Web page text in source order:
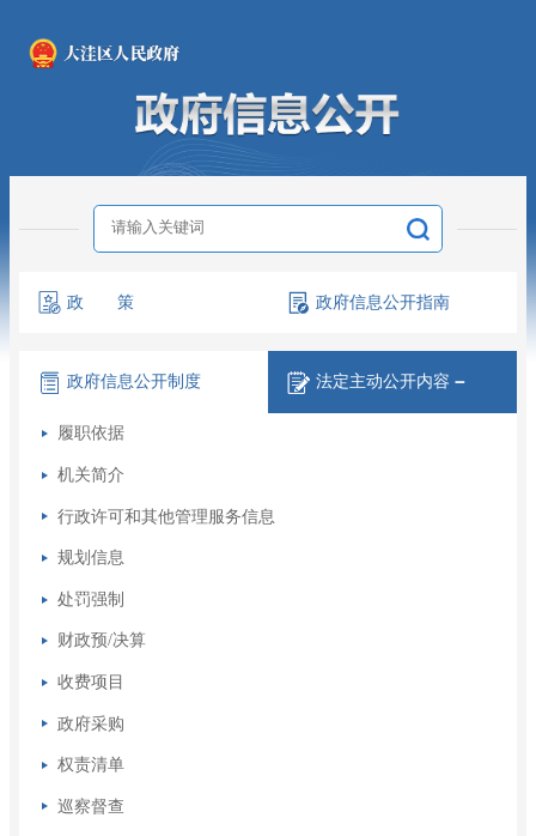
政 策 政府信息公开指南
政府信息公开制度 法定主动公开内容 －
履职依据
机关简介
行政许可和其他管理服务信息
规划信息
处罚强制
财政预/决算
收费项目
政府采购
权责清单
巡察督查